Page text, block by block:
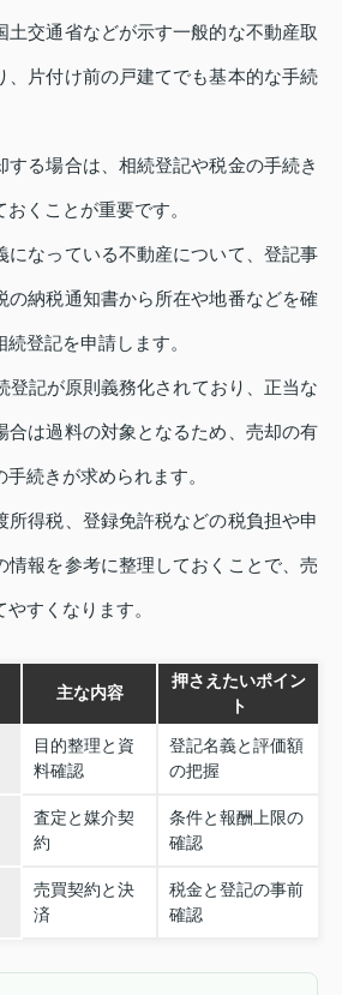
土交通省などが示す一般的な不動産取
、片付け前の戸建てでも基本的な手続
する場合は、相続登記や税金の手続き
くことが重要です。
になっている不動産について、登記事
の納税通知書から所在や地番などを確
登記を申請します。
登記が原則義務化されており、正当な
合は過料の対象となるため、売却の有
続きが求められます。
所得税、登録免許税などの税負担や申
情報を参考に整理しておくことで、売
すくなります。
主な内容
押さえたいポイン
ト
目的整理と資
料確認
登記名義と評価額
の把握
査定と媒介契
約
条件と報酬上限の
確認
売買契約と決
済
税金と登記の事前
確認